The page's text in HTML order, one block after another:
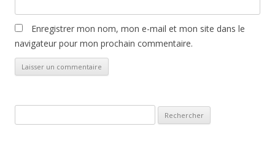
Enregistrer mon nom, mon e-mail et mon site dans le
navigateur pour mon prochain commentaire.